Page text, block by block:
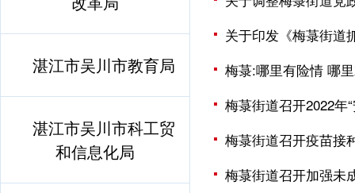
湛江市吴川市教育局
湛江市吴川市科工贸
和信息化局
关于印发《梅菉街道
梅菉:哪里有险情 哪
梅菉街道召开2022年
梅菉街道召开疫苗接
梅菉街道召开加强未